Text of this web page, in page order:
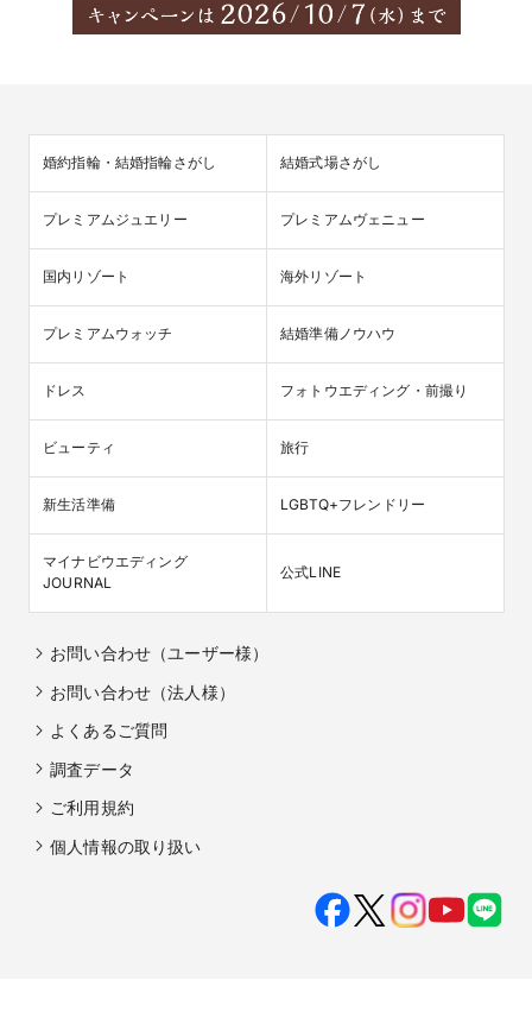
婚約指輪・結婚指輪さがし 結婚式場さがし
プレミアムジュエリー プレミアムヴェニュー
国内リゾート 海外リゾート
プレミアムウォッチ 結婚準備ノウハウ
ドレス フォトウエディング・前撮り
ビューティ 旅行
新生活準備 LGBTQ+フレンドリー
マイナビウエディング
JOURNAL
公式LINE
お問い合わせ（ユーザー様）
お問い合わせ（法人様）
よくあるご質問
調査データ
ご利用規約
個人情報の取り扱い